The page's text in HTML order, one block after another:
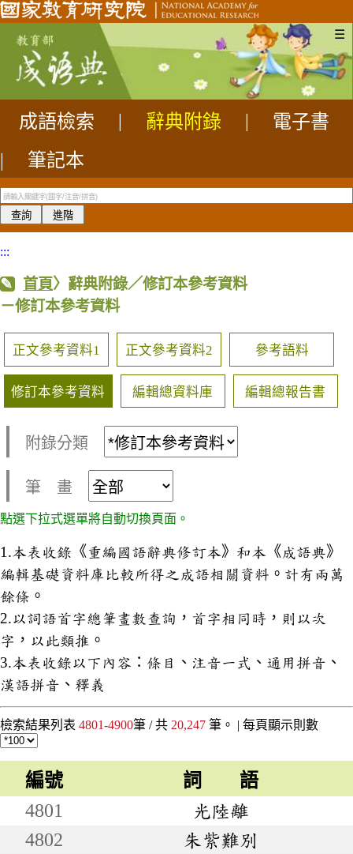
☰
成語檢索 辭典附錄
電子書
|
筆記本
:::
首頁〉辭典附錄／修訂本參考資料
－修訂本參考資料
正文參考資料1 正文參考資料2 參考語料
修訂本參考資料 編輯總資料庫 編輯總報告書
附錄分類
筆 畫
點選下拉式選單將自動切換頁面。
1.本表收錄《重編國語辭典修訂本》和本《成語典》
編輯基礎資料庫比較所得之成語相關資料。計有兩萬
餘條。
2.以詞語首字總筆畫數查詢，首字相同時，則以次
字，以此類推。
3.本表收錄以下內容：條目、注音一式、通用拼音、
漢語拼音、釋義
檢索結果列表 4801-4900筆 / 共 20,247 筆。 | 每頁顯示則數
編號
詞 語
4801
光陸離
4802
朱紫難別